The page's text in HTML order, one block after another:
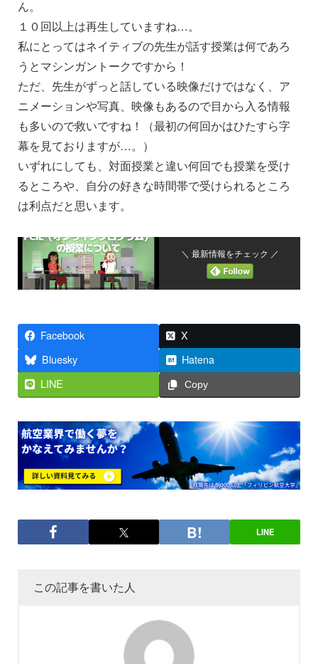
ん。
１０回以上は再生していますね…。
私にとってはネイティブの先生が話す授業は何であろ
うとマシンガントークですから！
ただ、先生がずっと話している映像だけではなく、ア
ニメーションや写真、映像もあるので目から入る情報
も多いので救いですね！（最初の何回かはひたすら字
幕を見ておりますが…。）
いずれにしても、対面授業と違い何回でも授業を受け
るところや、自分の好きな時間帯で受けられるところ
は利点だと思います。
＼ 最新情報をチェック ／
Facebook
X
Bluesky
Hatena
LINE
Copy
LINE
この記事を書いた人